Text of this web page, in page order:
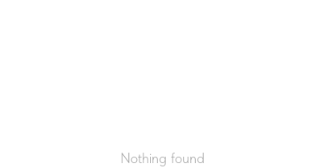
Nothing found